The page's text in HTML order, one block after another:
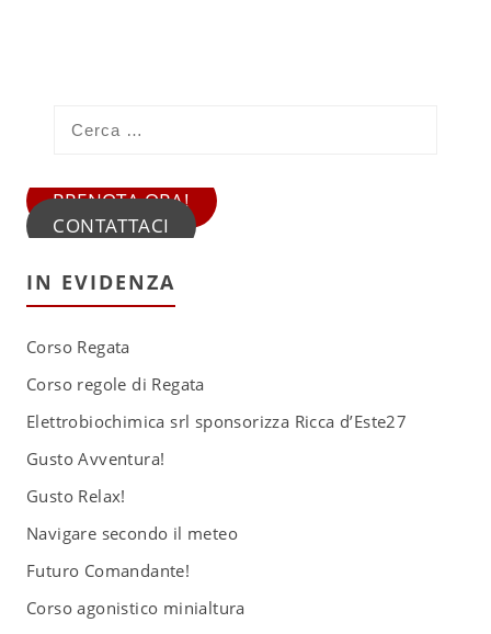
PRENOTA ORA!
CONTATTACI
IN EVIDENZA
Corso Regata
Corso regole di Regata
Elettrobiochimica srl sponsorizza Ricca d’Este27
Gusto Avventura!
Gusto Relax!
Navigare secondo il meteo
Futuro Comandante!
Corso agonistico minialtura